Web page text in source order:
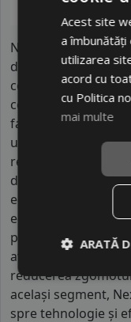
Nexen este un
datează din 1942,
companii de
compania are mii
fabrici moderne în
urmă fiind
remarcat prin
design,
echipări de primă
echilibrul între
produse cu
avansați de
reducerea
același segment,
spre tehnologie și
Acest site
a
utilizarea
acord cu
cu Politica
mai multe
ARATĂ